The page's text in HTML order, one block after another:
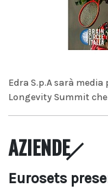
Edra S.p.A sarà
Longevity Summit che
AZIENDE
Eurosets